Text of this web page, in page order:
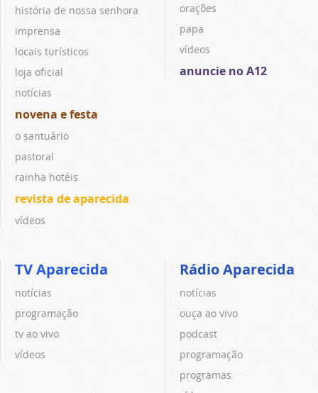
história de nossa senhora
imprensa
locais turísticos
loja oficial
notícias
novena e festa
o santuário
pastoral
rainha hotéis
revista de aparecida
vídeos
orações
papa
vídeos
anuncie no A12
TV Aparecida
notícias
programação
tv ao vivo
vídeos
Rádio Aparecida
notícias
ouça ao vivo
podcast
programação
programas